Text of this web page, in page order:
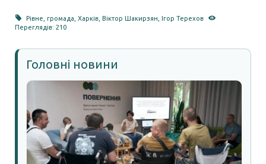
Рівне ,громада ,Харків ,Віктор Шакирзян ,Ігор Терехов
Переглядів: 210
Головні новини